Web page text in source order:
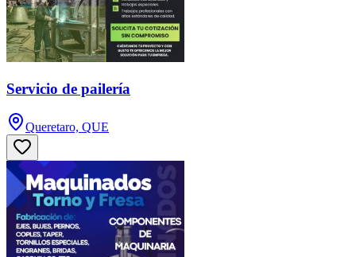
Servicio de pailería
Queretaro, QUE